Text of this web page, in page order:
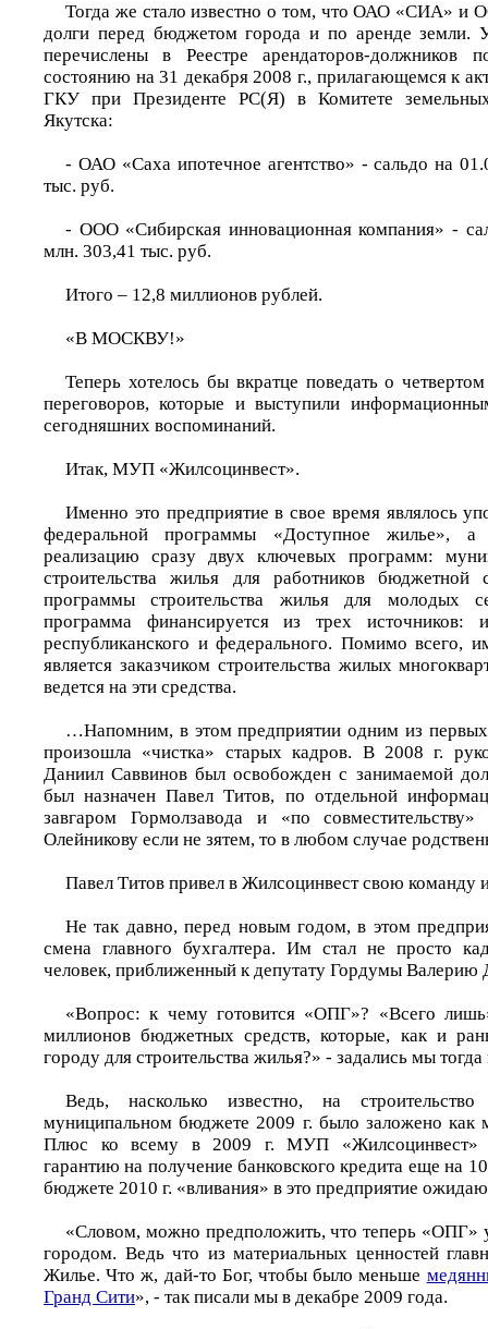
Тогда же стало известно о том, что ОАО «СИА» и
долги перед бюджетом города и по аренде земли.
перечислены в Реестре арендаторов-должников
состоянию на 31 декабря 2008 г., прилагающемся к
ГКУ при Президенте РС(Я) в Комитете
Якутска:
- ОАО «Саха ипотечное агентство» - сальдо на
тыс. руб.
- ООО «Сибирская инновационная компания» -
млн. 303,41 тыс. руб.
Итого – 12,8 миллионов рублей.
«В МОСКВУ!»
Теперь хотелось бы вкратце поведать о
переговоров, которые и выступили
сегодняшних воспоминаний.
Итак, МУП «Жилсоцинвест».
Именно это предприятие в свое время являлось
федеральной программы «Доступное жилье», а
реализацию сразу двух ключевых программ:
строительства жилья для работников
программы строительства жилья для молодых
программа финансируется из трех источников:
республиканского и федерального. Помимо всего,
является заказчиком строительства жилых
ведется на эти средства.
…Напомним, в этом предприятии одним из
произошла «чистка» старых кадров. В 2008 г.
Даниил Саввинов был освобожден с занимаемой
был назначен Павел Титов, по отдельной
завгаром Гормолзавода и «по
Олейникову если не зятем, то в любом случае
Павел Титов привел в Жилсоцинвест свою команду
Не так давно, перед новым годом, в этом
смена главного бухгалтера. Им стал не просто
человек, приближенный к депутату Гордумы Валерию
«Вопрос: к чему готовится «ОПГ»? «Всего
миллионов бюджетных средств, которые, как и
городу для строительства жилья?» - задались мы
Ведь, насколько известно, на
муниципальном бюджете 2009 г. было заложено
Плюс ко всему в 2009 г. МУП «Жилсоцинвест»
гарантию на получение банковского кредита еще на
бюджете 2010 г. «вливания» в это предприятие
«Словом, можно предположить, что теперь «ОПГ»
городом. Ведь что из материальных ценностей
Жилье. Что ж, дай-то Бог, чтобы было меньше
Гранд Сити», - так писали мы в декабре 2009 года.